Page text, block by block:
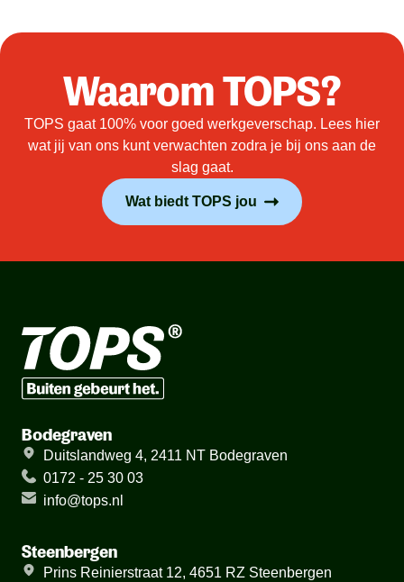
Waarom TOPS?
TOPS gaat 100% voor goed werkgeverschap. Lees hier
wat jij van ons kunt verwachten zodra je bij ons aan de
slag gaat.
Wat biedt TOPS jou
Bodegraven
Duitslandweg 4, 2411 NT Bodegraven
0172 - 25 30 03
info@tops.nl
Steenbergen
Prins Reinierstraat 12, 4651 RZ Steenbergen